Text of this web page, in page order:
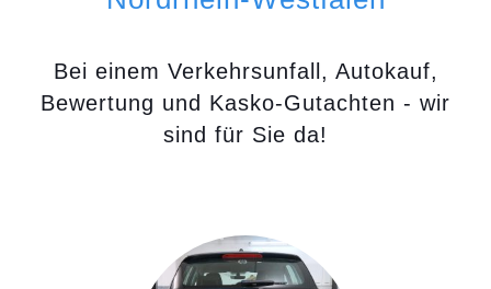
Bei einem Verkehrsunfall, Autokauf,
Bewertung und Kasko-Gutachten - wir
sind für Sie da!